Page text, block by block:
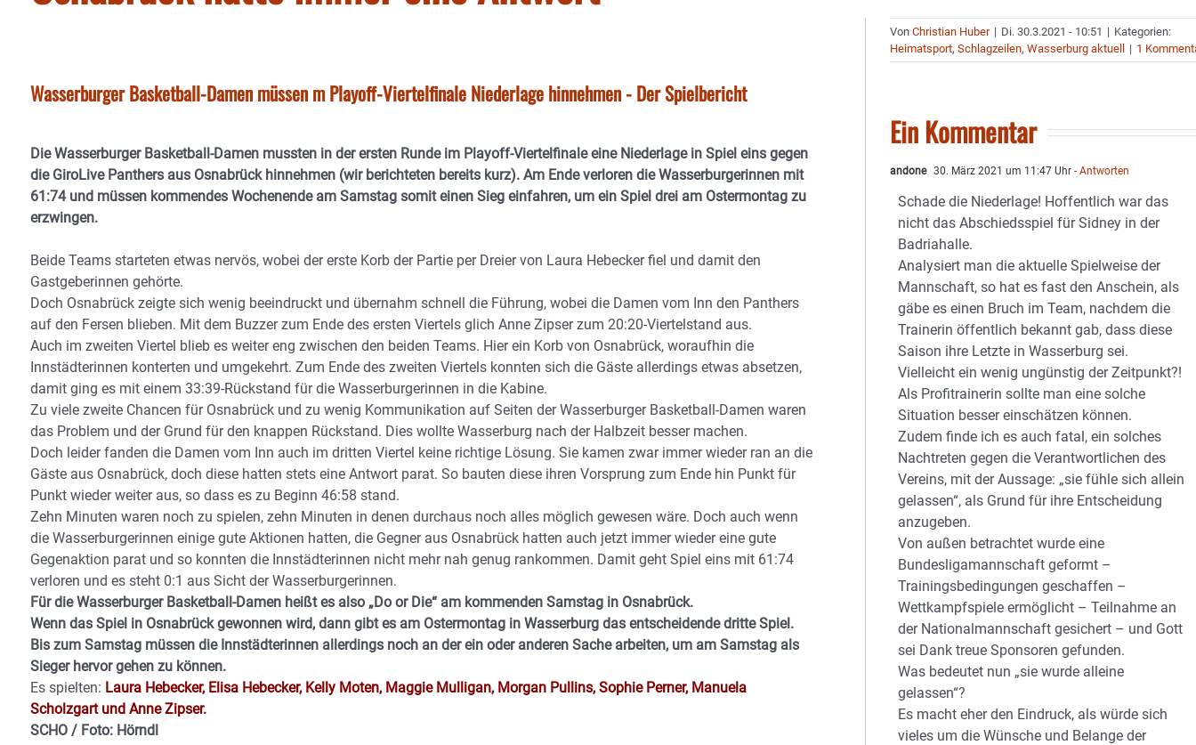
Wasserburger Basketball-Damen müssen m Playoff-Viertelfinale Niederlage hinnehmen - Der Spielbericht
Die Wasserburger Basketball-Damen mussten in der ersten Runde im Playoff-Viertelfinale eine Niederlage in Spiel eins gegen
die GiroLive Panthers aus Osnabrück hinnehmen (wir berichteten bereits kurz). Am Ende verloren die Wasserburgerinnen mit
61:74 und müssen kommendes Wochenende am Samstag somit einen Sieg einfahren, um ein Spiel drei am Ostermontag zu
erzwingen.
Beide Teams starteten etwas nervös, wobei der erste Korb der Partie per Dreier von Laura Hebecker fiel und damit den
Gastgeberinnen gehörte.
Doch Osnabrück zeigte sich wenig beeindruckt und übernahm schnell die Führung, wobei die Damen vom Inn den Panthers
auf den Fersen blieben. Mit dem Buzzer zum Ende des ersten Viertels glich Anne Zipser zum 20:20-Viertelstand aus.
Auch im zweiten Viertel blieb es weiter eng zwischen den beiden Teams. Hier ein Korb von Osnabrück, woraufhin die
Innstädterinnen konterten und umgekehrt. Zum Ende des zweiten Viertels konnten sich die Gäste allerdings etwas absetzen,
damit ging es mit einem 33:39-Rückstand für die Wasserburgerinnen in die Kabine.
Zu viele zweite Chancen für Osnabrück und zu wenig Kommunikation auf Seiten der Wasserburger Basketball-Damen waren
das Problem und der Grund für den knappen Rückstand. Dies wollte Wasserburg nach der Halbzeit besser machen.
Doch leider fanden die Damen vom Inn auch im dritten Viertel keine richtige Lösung. Sie kamen zwar immer wieder ran an die
Gäste aus Osnabrück, doch diese hatten stets eine Antwort parat. So bauten diese ihren Vorsprung zum Ende hin Punkt für
Punkt wieder weiter aus, so dass es zu Beginn 46:58 stand.
Zehn Minuten waren noch zu spielen, zehn Minuten in denen durchaus noch alles möglich gewesen wäre. Doch auch wenn
die Wasserburgerinnen einige gute Aktionen hatten, die Gegner aus Osnabrück hatten auch jetzt immer wieder eine gute
Gegenaktion parat und so konnten die Innstädterinnen nicht mehr nah genug rankommen. Damit geht Spiel eins mit 61:74
verloren und es steht 0:1 aus Sicht der Wasserburgerinnen.
Für die Wasserburger Basketball-Damen heißt es also „Do or Die“ am kommenden Samstag in Osnabrück.
Wenn das Spiel in Osnabrück gewonnen wird, dann gibt es am Ostermontag in Wasserburg das entscheidende dritte Spiel.
Bis zum Samstag müssen die Innstädterinnen allerdings noch an der ein oder anderen Sache arbeiten, um am Samstag als
Sieger hervor gehen zu können.
Es spielten: Laura Hebecker, Elisa Hebecker, Kelly Moten, Maggie Mulligan, Morgan Pullins, Sophie Perner, Manuela
Scholzgart und Anne Zipser.
SCHO / Foto: Hörndl
VonChristian Huber | Di. 30.3.2021 - 10:51 | Kategorien:
Heimatsport,Schlagzeilen,Wasserburg aktuell | 1
Ein Kommentar
andone 30. März 2021 um 11:47 Uhr - Antworten
Schade die Niederlage! Hoffentlich war das
nicht das Abschiedsspiel für Sidney in der
Badriahalle.
Analysiert man die aktuelle Spielweise der
Mannschaft, so hat es fast den Anschein, als
gäbe es einen Bruch im Team, nachdem die
Trainerin öffentlich bekannt gab, dass diese
Saison ihre Letzte in Wasserburg sei.
Vielleicht ein wenig ungünstig der Zeitpunkt?!
Als Profitrainerin sollte man eine solche
Situation besser einschätzen können.
Zudem finde ich es auch fatal, ein solches
Nachtreten gegen die Verantwortlichen des
Vereins, mit der Aussage: „sie fühle sich allein
gelassen“, als Grund für ihre Entscheidung
anzugeben.
Von außen betrachtet wurde eine
Bundesligamannschaft geformt –
Trainingsbedingungen geschaffen –
Wettkampfspiele ermöglicht – Teilnahme an
der Nationalmannschaft gesichert – und Gott
sei Dank treue Sponsoren gefunden.
Was bedeutet nun „sie wurde alleine
gelassen“?
Es macht eher den Eindruck, als würde sich
vieles um die Wünsche und Belange der